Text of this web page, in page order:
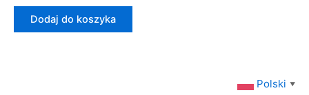
Dodaj do koszyka
Polski ▼